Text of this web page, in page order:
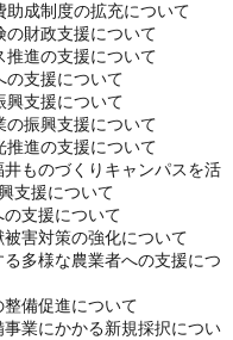
成制度の拡充について
財政支援について
進の支援について
支援について
支援について
振興支援について
進の支援について
ものづくりキャンパスを活
支援について
支援について
害対策の強化について
多様な農業者への支援につ
備促進について
業にかかる新規採択につい